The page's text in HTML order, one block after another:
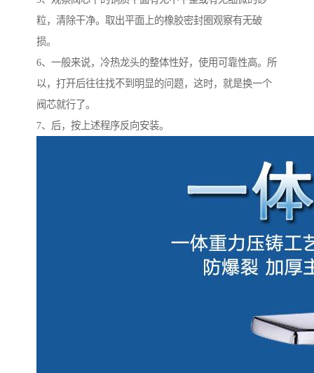
粒，清除干净。取出平面上的橡胶密封圈观察有无破
损。
6、一般来说，冷热龙头的整体性好，使用可靠性高。所
以，打开后往往找不到明显的问题，这时，就是换一个
阀芯就行了。
7、后，按上述程序反向安装。